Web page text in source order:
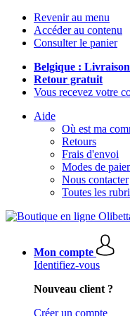
Revenir au menu
Accéder au contenu
Consulter le panier
Belgique :
Retour gratuit
Vous recevez votre
Aide
Où est ma
Retours
Frais d'envoi
Modes de
Nous contacter
Toutes les
Mon compte
Identifiez-vous
Nouveau client ?
Créer un compte